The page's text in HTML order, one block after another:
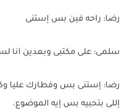
رضا: راحه فين بس إستنى
سلمى: على مكتبى وبعدين انا
رضا: إستنى بس وفطارك عليا
إللى بتحبيه بس إيه الموضوع.